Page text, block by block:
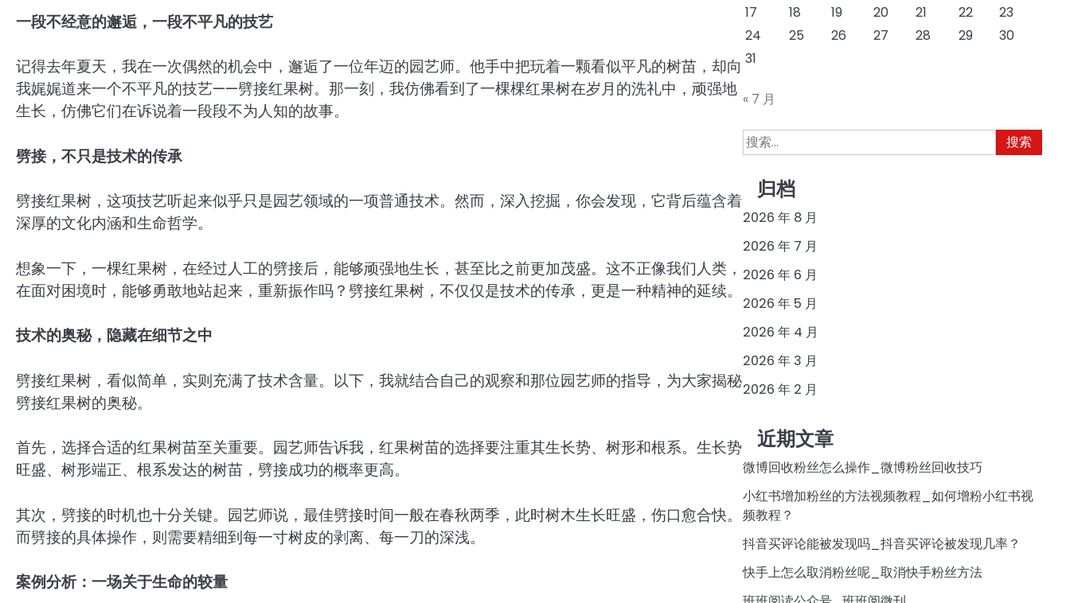
一段不经意的邂逅，一段不平凡的技艺
记得去年夏天，我在一次偶然的机会中，邂逅了一位年迈的园艺师。他手中把玩着一颗看似平凡的树苗，却向
我娓娓道来一个不平凡的技艺——劈接红果树。那一刻，我仿佛看到了一棵棵红果树在岁月的洗礼中，顽强地
生长，仿佛它们在诉说着一段段不为人知的故事。
劈接，不只是技术的传承
劈接红果树，这项技艺听起来似乎只是园艺领域的一项普通技术。然而，深入挖掘，你会发现，它背后蕴含着
深厚的文化内涵和生命哲学。
想象一下，一棵红果树，在经过人工的劈接后，能够顽强地生长，甚至比之前更加茂盛。这不正像我们人类，
在面对困境时，能够勇敢地站起来，重新振作吗？劈接红果树，不仅仅是技术的传承，更是一种精神的延续。
技术的奥秘，隐藏在细节之中
劈接红果树，看似简单，实则充满了技术含量。以下，我就结合自己的观察和那位园艺师的指导，为大家揭秘
劈接红果树的奥秘。
首先，选择合适的红果树苗至关重要。园艺师告诉我，红果树苗的选择要注重其生长势、树形和根系。生长势
旺盛、树形端正、根系发达的树苗，劈接成功的概率更高。
其次，劈接的时机也十分关键。园艺师说，最佳劈接时间一般在春秋两季，此时树木生长旺盛，伤口愈合快。
而劈接的具体操作，则需要精细到每一寸树皮的剥离、每一刀的深浅。
案例分析：一场关于生命的较量
17
18 19 20 21 22
23
24
25 26 27 28 29
30
31
« 7 月
搜
索：
归档
2026 年 8 月
2026 年 7 月
2026 年 6 月
2026 年 5 月
2026 年 4 月
2026 年 3 月
2026 年 2 月
近期文章
微博回收粉丝怎么操作_微博粉丝回收技巧
小红书增加粉丝的方法视频教程_如何增粉小红书视
频教程？
抖音买评论能被发现吗_抖音买评论被发现几率？
快手上怎么取消粉丝呢_取消快手粉丝方法